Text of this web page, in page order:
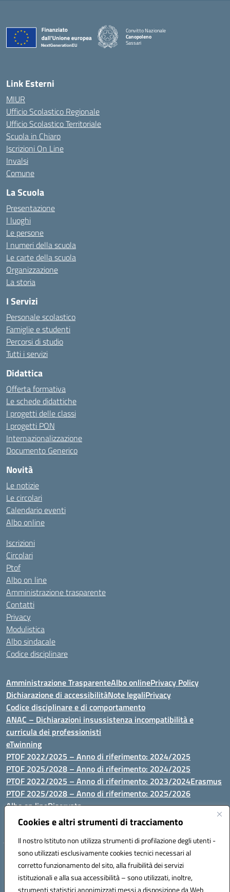
Cookies e altri strumenti di tracciamento
Il nostro Istituto non utilizza strumenti di profilazione degli utenti -
sono utilizzati esclusivamente cookies tecnici necessari al
corretto funzionamento del sito, alla fruibilità dei servizi
istituzionali e alla sua accessibilità – sono utilizzati, inoltre,
strumenti statistici anonimizzati messi a disposizione da Web
Convitto Nazionale
Canopoleno
Sassari
Link Esterni
MIUR
Ufficio Scolastico Regionale
Ufficio Scolastico Territoriale
Scuola in Chiaro
Iscrizioni On Line
Invalsi
Comune
La Scuola
Presentazione
I luoghi
Le persone
I numeri della scuola
Le carte della scuola
Organizzazione
La storia
I Servizi
Personale scolastico
Famiglie e studenti
Percorsi di studio
Tutti i servizi
Didattica
Offerta formativa
Le schede didattiche
I progetti delle classi
I progetti PON
Internazionalizzazione
Documento Generico
Novità
Le notizie
Le circolari
Calendario eventi
Albo online
Iscrizioni
Circolari
Ptof
Albo on line
Amministrazione trasparente
Contatti
Privacy
Modulistica
Albo sindacale
Codice disciplinare
Amministrazione TrasparenteAlbo onlinePrivacy Policy
Dichiarazione di accessibilitàNote legaliPrivacy
Codice disciplinare e di comportamento
ANAC – Dichiarazioni insussistenza incompatibilità e
curricula dei professionisti
eTwinning
PTOF 2022/2025 – Anno di riferimento: 2024/2025
PTOF 2025/2028 – Anno di riferimento: 2024/2025
PTOF 2022/2025 – Anno di riferimento: 2023/2024Erasmus
PTOF 2025/2028 – Anno di riferimento: 2025/2026
Albo on lineRiservata
P.N. Dotazione di attrezzature per le palestre
Via Luna e Sole, 44 07100, Sassari - Tel 079293287 - Fax 0793764116
- Mail: ssvc010009@istruzione.it - PEC: ssvc010009@pec.istruzione.it
- C.F. / P.IVA Convitto 80000150906 - C.F. Scuole 92073300904